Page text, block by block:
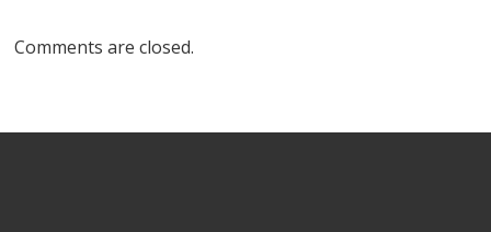
Comments are closed.